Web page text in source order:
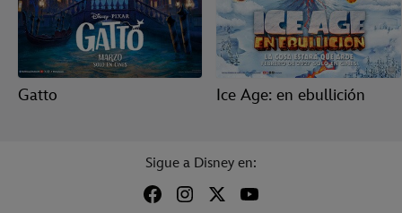
Gatto Ice Age: en ebullición
Sigue a Disney en: